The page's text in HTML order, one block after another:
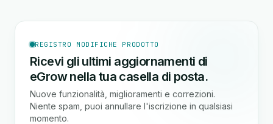
REGISTRO MODIFICHE PRODOTTO
Ricevi gli ultimi aggiornamenti di
eGrow nella tua casella di posta.
Nuove funzionalità, miglioramenti e correzioni.
Niente spam, puoi annullare l'iscrizione in qualsiasi
momento.